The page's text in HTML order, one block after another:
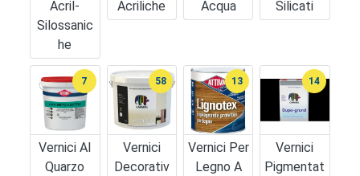
Acril-
Silossanic
He
Acriliche
Acqua
Silicati
Vernici Al
Quarzo
7
Vernici
Decorativ
58
Vernici Per
Legno A
13
Vernici
Pigmentat
14